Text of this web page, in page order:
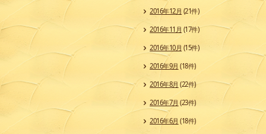
2016年12月 (21件)
2016年11月 (17件)
2016年10月 (15件)
2016年9月 (18件)
2016年8月 (22件)
2016年7月 (23件)
2016年6月 (18件)